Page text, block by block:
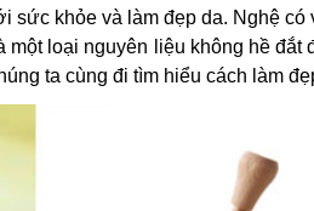
khỏe và làm đẹp da. Nghệ có
loại nguyên liệu không hề đắt
ta cùng đi tìm hiểu cách làm